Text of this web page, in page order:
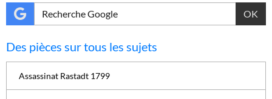
OK
Des pièces sur tous les sujets
Assassinat Rastadt 1799